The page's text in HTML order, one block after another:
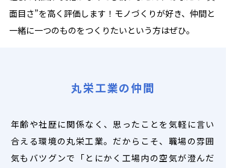
面目さ”を高く評価します！モノづくりが好き、仲間と
一緒に一つのものをつくりたいという方はぜひ。
丸栄工業の仲間
年齢や社歴に関係なく、思ったことを気軽に言い
合える環境の丸栄工業。だからこそ、職場の雰囲
気もバツグンで「とにかく工場内の空気が澄んだ